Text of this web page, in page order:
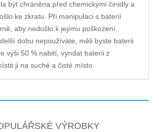
být chráněna před chemickými činidly a
ke zkratu. Při manipulaci s baterií
aby nedošlo k jejímu poškození.
dobu nepoužíváte, měli byste baterii
výši 50 % nabití, vyndat baterii z
ji na suché a čisté místo.
VÝROBKY